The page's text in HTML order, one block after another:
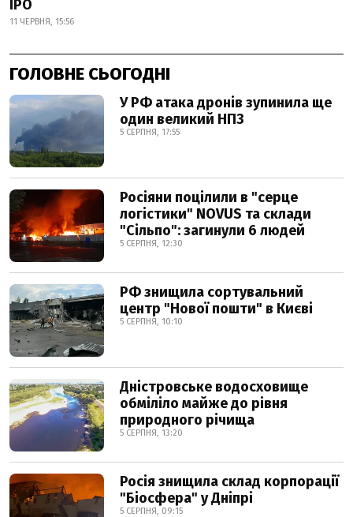
IPO
11 ЧЕРВНЯ, 15:56
ГОЛОВНЕ СЬОГОДНІ
У РФ атака дронів зупинила ще
один великий НПЗ
5 СЕРПНЯ, 17:55
Росіяни поцілили в "серце
логістики" NOVUS та склади
"Сільпо": загинули 6 людей
5 СЕРПНЯ, 12:30
РФ знищила сортувальний
центр "Нової пошти" в Києві
5 СЕРПНЯ, 10:10
Дністровське водосховище
обміліло майже до рівня
природного річища
5 СЕРПНЯ, 13:20
Росія знищила склад корпорації
"Біосфера" у Дніпрі
5 СЕРПНЯ, 09:15